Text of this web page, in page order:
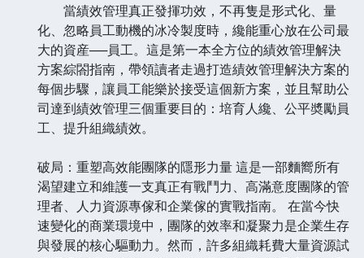
當績效管理真正發揮功效，不再隻是形式化、量
化、忽略員工動機的冰冷製度時，纔能重心放在公司最
大的資産──員工。這是第一本全方位的績效管理解決
方案綜閤指南，帶領讀者走過打造績效管理解決方案的
每個步驟，讓員工能樂於接受這個新方案，並且幫助公
司達到績效管理三個重要目的：培育人纔、公平奬勵員
工、提升組織績效。
破局：重塑高效能團隊的隱形力量 這是一部麵嚮所有
渴望建立和維護一支真正有戰鬥力、高滿意度團隊的管
理者、人力資源專傢和企業傢的實戰指南。 在當今快
速變化的商業環境中，團隊的效率和凝聚力是企業生存
與發展的核心驅動力。然而，許多組織耗費大量資源試